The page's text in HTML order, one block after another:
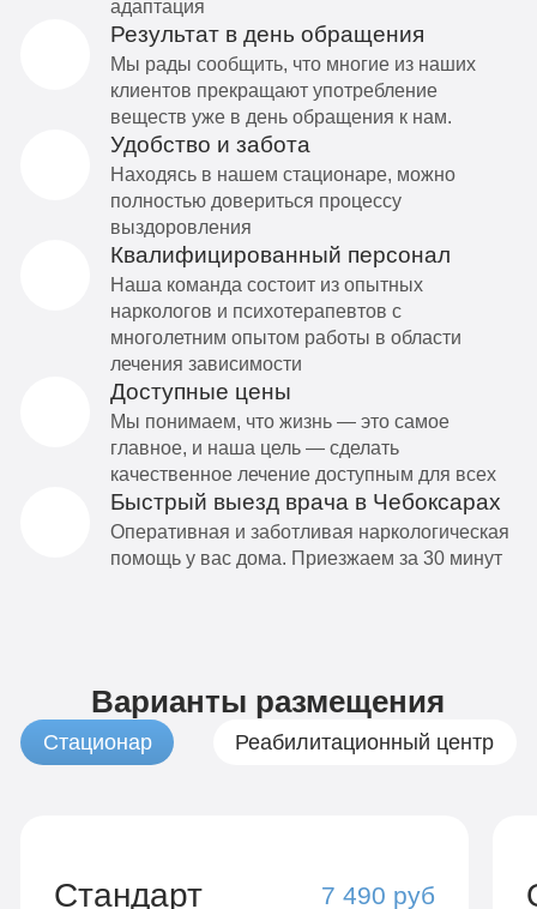
адаптация
Результат в день обращения
Мы рады сообщить, что многие из наших
клиентов прекращают употребление
веществ уже в день обращения к нам.
Удобство и забота
Находясь в нашем стационаре, можно
полностью довериться процессу
выздоровления
Квалифицированный персонал
Наша команда состоит из опытных
наркологов и психотерапевтов с
многолетним опытом работы в области
лечения зависимости
Доступные цены
Мы понимаем, что жизнь — это самое
главное, и наша цель — сделать
качественное лечение доступным для всех
Быстрый выезд врача в Чебоксарах
Оперативная и заботливая наркологическая
помощь у вас дома. Приезжаем за 30 минут
Варианты размещения
Стационар Реабилитационный центр
Стандарт 7 490 руб